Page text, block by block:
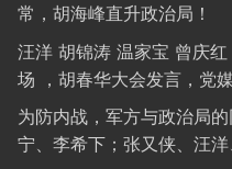
常，胡海峰直升政治局！
汪洋 胡锦涛 温家宝 曾庆
场 ，胡春华大会发言，党
为防内战，军方与政治局
宁、李希下；张又侠、汪